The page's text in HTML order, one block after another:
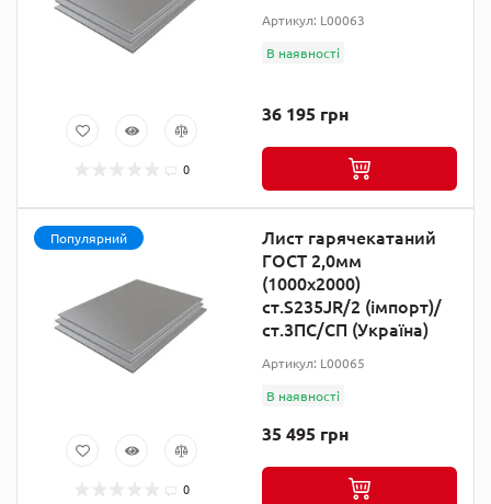
0
Артикул: L00063
В наявності
36 195 грн
Популярний
0
Лист гарячекатаний
ГОСТ 2,0мм
(1000х2000)
ст.S235JR/2 (імпорт)/
ст.3ПС/СП (Україна)
Артикул: L00065
В наявності
35 495 грн